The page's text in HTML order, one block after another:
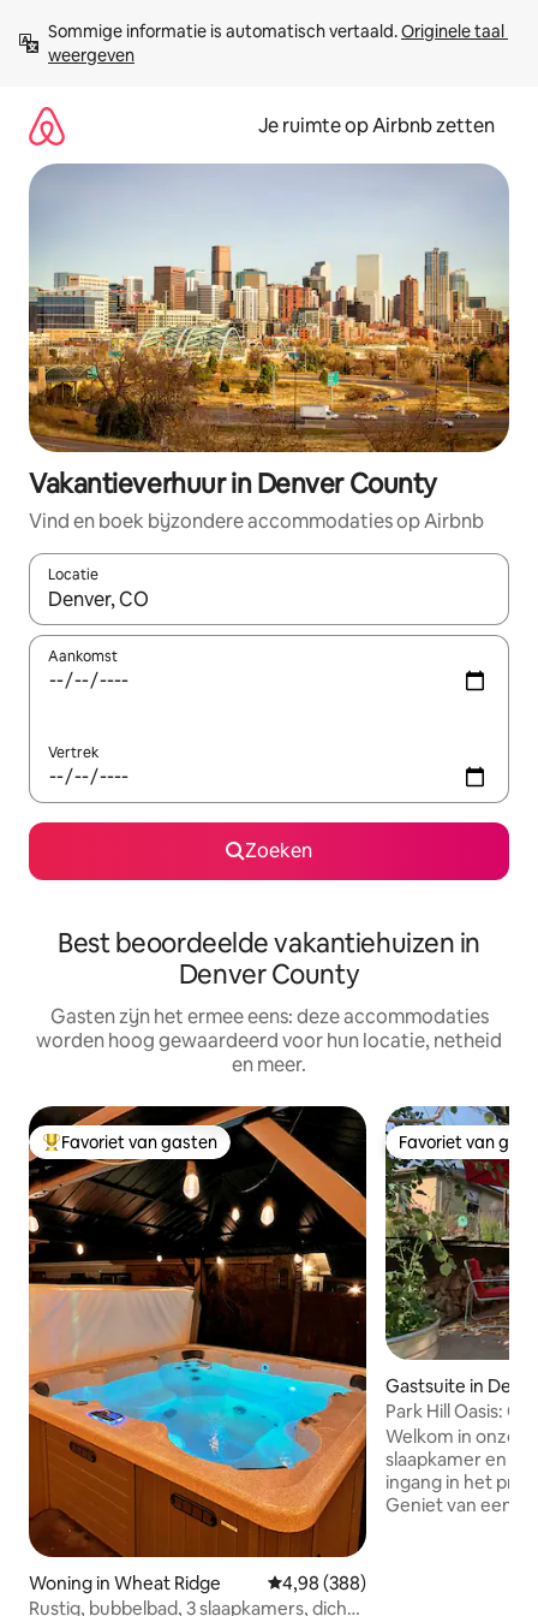
direct
naar
Sommige informatie is automatisch vertaald. Originele taal
weergeven
Je ruimte op Airbnb zetten
Vakantieverhuur in Denver County
Vind en boek bijzondere accommodaties op Airbnb
Locatie
Wanneer er suggesties beschikbaar zijn, maak je een keuze
Aankomst
Vertrek
Zoeken
Best beoordeelde vakantiehuizen in
Denver County
Gasten zijn het ermee eens: deze accommodaties
worden hoog gewaardeerd voor hun locatie, netheid
en meer.
Topfavoriet van gasten
Favoriet van gasten
Woning in Wheat Ridge Gemiddelde beoordeling van
4,98 (388)
Rustig, bubbelbad, 3 slaapkamers, dicht
Favoriet van
Favoriet van
Gastsuite in
Park Hill Oasis:
toevluchtsoord in
Welkom in onze
slaapkamer en 1
ingang in het
Geniet van een